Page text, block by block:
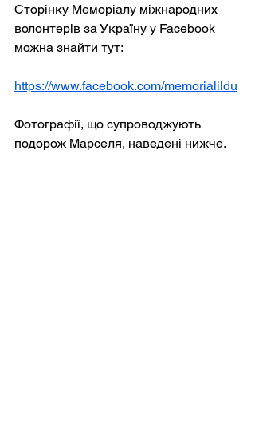
Сторінку Меморіалу міжнародних
волонтерів за Україну у Facebook
можна знайти тут:
https://www.facebook.com/memorialildu
Фотографії, що супроводжують
подорож Марселя, наведені нижче.